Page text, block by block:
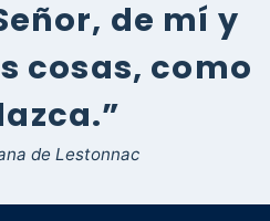
de mí y
cosas, como
de Lestonnac